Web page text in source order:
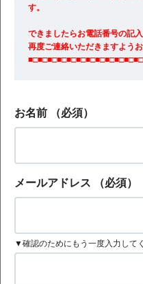
す。
できましたらお電話番号の記
再度ご連絡いただきますようお
お名前 （必須）
メールアドレス （必須）
▼確認のためにもう一度入力して